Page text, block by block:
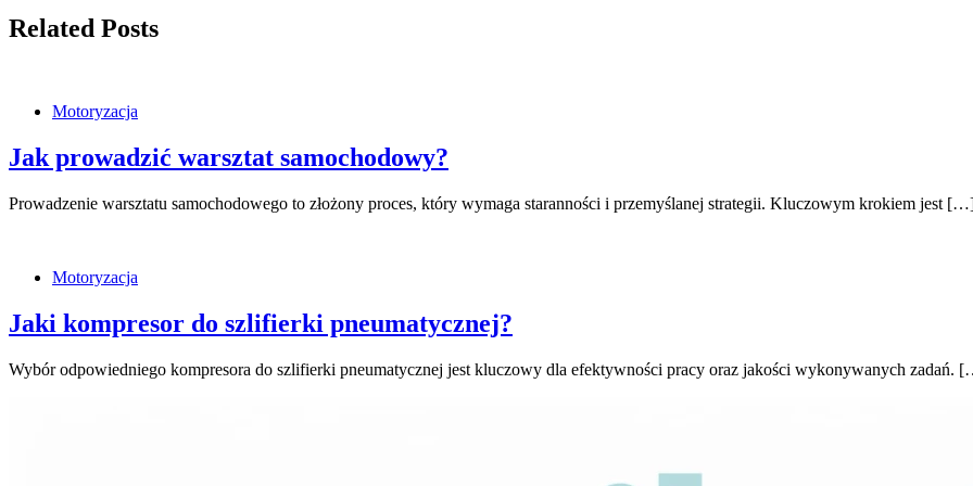
Related Posts
Motoryzacja
Jak prowadzić warsztat samochodowy?
Prowadzenie warsztatu samochodowego to złożony proces, który wymaga staranności i przemyślanej strategii. Kluczowym krokiem jest
Motoryzacja
Jaki kompresor do szlifierki pneumatycznej?
Wybór odpowiedniego kompresora do szlifierki pneumatycznej jest kluczowy dla efektywności pracy oraz jakości wykonywanych zadań.